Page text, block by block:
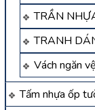
TRẦN
TRANH
Vách ngăn
Tấm nhựa ốp